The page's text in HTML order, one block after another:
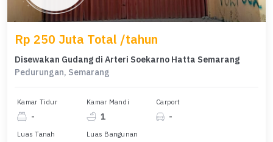
Rp 250 Juta Total /tahun
Disewakan Gudang di Arteri Soekarno Hatta Semarang
Pedurungan, Semarang
Kamar Tidur
-
Kamar Mandi
1
Carport
-
Luas Tanah Luas Bangunan